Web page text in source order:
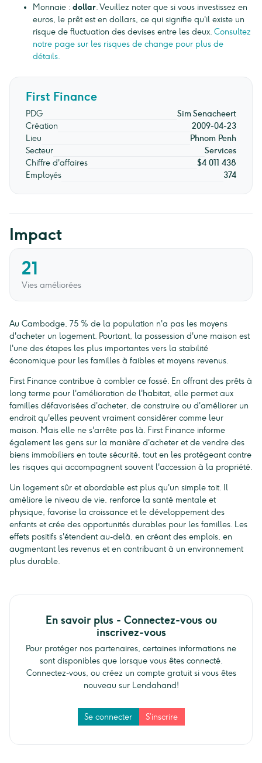
Monnaie : dollar. Veuillez noter que si vous investissez en
euros, le prêt est en dollars, ce qui signifie qu'il existe un
risque de fluctuation des devises entre les deux. Consultez
notre page sur les risques de change pour plus de
détails.
First Finance
PDG
Sim Senacheert
Création
2009-04-23
Lieu
Phnom Penh
Secteur
Services
Chiffre d'affaires
$4 011 438
Employés
374
Impact
21
Vies améliorées
Au Cambodge, 75 % de la population n'a pas les moyens
d'acheter un logement. Pourtant, la possession d'une maison est
l'une des étapes les plus importantes vers la stabilité
économique pour les familles à faibles et moyens revenus.
First Finance contribue à combler ce fossé. En offrant des prêts à
long terme pour l'amélioration de l'habitat, elle permet aux
familles défavorisées d'acheter, de construire ou d'améliorer un
endroit qu'elles peuvent vraiment considérer comme leur
maison. Mais elle ne s'arrête pas là. First Finance informe
également les gens sur la manière d'acheter et de vendre des
biens immobiliers en toute sécurité, tout en les protégeant contre
les risques qui accompagnent souvent l'accession à la propriété.
Un logement sûr et abordable est plus qu'un simple toit. Il
améliore le niveau de vie, renforce la santé mentale et
physique, favorise la croissance et le développement des
enfants et crée des opportunités durables pour les familles. Les
effets positifs s'étendent au-delà, en créant des emplois, en
augmentant les revenus et en contribuant à un environnement
plus durable.
En savoir plus - Connectez-vous ou
inscrivez-vous
Pour protéger nos partenaires, certaines informations ne
sont disponibles que lorsque vous êtes connecté.
Connectez-vous, ou créez un compte gratuit si vous êtes
nouveau sur Lendahand!
Se connecter S’inscrire